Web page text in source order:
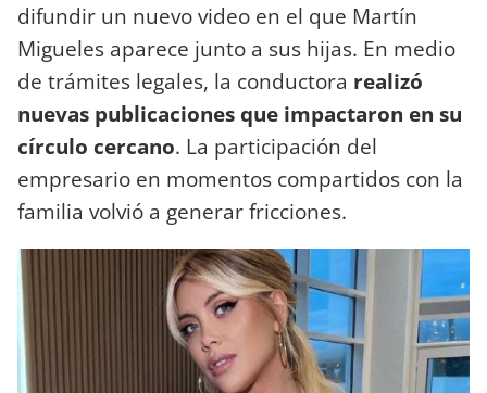
difundir un nuevo video en el que Martín
Migueles aparece junto a sus hijas. En medio
de trámites legales, la conductora realizó
nuevas publicaciones que impactaron en su
círculo cercano. La participación del
empresario en momentos compartidos con la
familia volvió a generar fricciones.